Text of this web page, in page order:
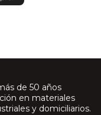
de 50 años
en materiales
y domiciliarios.